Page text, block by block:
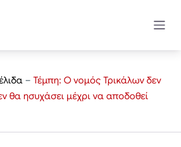
– Τέμπη: Ο νομός Τρικάλων δεν
θα ησυχάσει μέχρι να αποδοθεί